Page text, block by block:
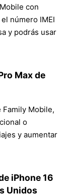
con
número IMEI
y podrás usar
Max de
Family Mobile,
o
y aumentar
iPhone 16
Unidos